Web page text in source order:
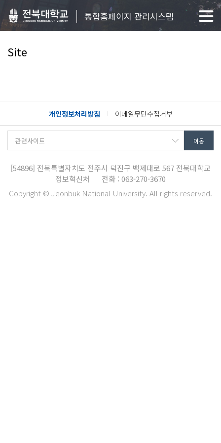
통합홈페이지 관리시스템
Site
개인정보처리방침 이메일무단수집거부
[54896] 전북특별자치도 전주시 덕진구 백제대로 567 전북대학교
정보혁신처
전화 : 063-270-3670
Copyright © Jeonbuk National University. All rights reserved.